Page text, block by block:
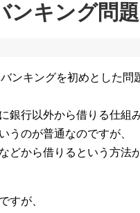
ンキング問題
ンキングを初めとした問
銀行以外から借りる仕組
うのが普通なのですが、
どから借りるという方法
すが、